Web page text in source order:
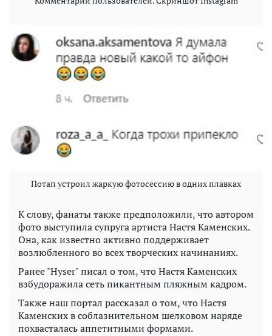
Потап устроил жаркую фотосессию в одних плавках
К слову, фанаты также предположили, что автором
фото выступила супруга артиста Настя Каменских.
Она, как известно активно поддерживает
возлюбленного во всех творческих начинаниях.
Ранее "Hyser" писал о том, что Настя Каменских
взбудоражила сеть пикантным пляжным кадром.
Также наш портал рассказал о том, что Настя
Каменских в соблазнительном шелковом наряде
похвасталась аппетитными формами.